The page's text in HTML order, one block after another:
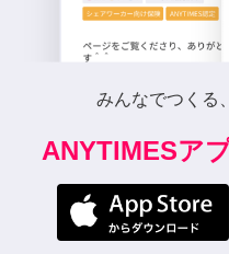
みんなでつくる
ANYTIMESア